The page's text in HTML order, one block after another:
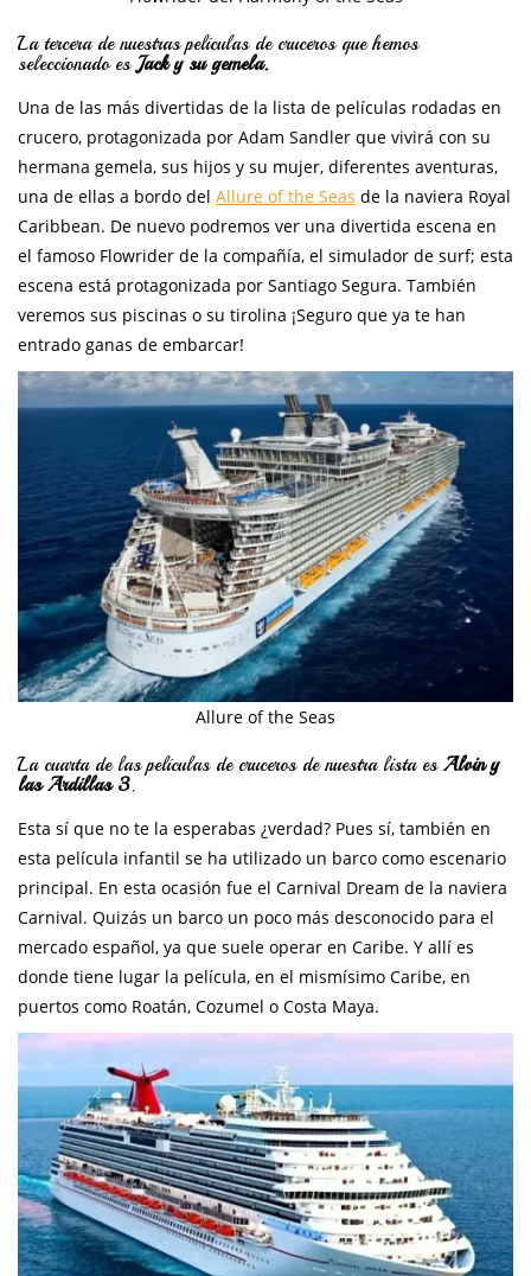
La tercera de nuestras películas de cruceros que hemos
seleccionado esJack y su gemela.
Una de las más divertidas de la lista de películas rodadas en
crucero, protagonizada por Adam Sandler que vivirá con su
hermana gemela, sus hijos y su mujer, diferentes aventuras,
una de ellas a bordo del Allure of the Seas de la naviera Royal
Caribbean. De nuevo podremos ver una divertida escena en
el famoso Flowrider de la compañía, el simulador de surf; esta
escena está protagonizada por Santiago Segura. También
veremos sus piscinas o su tirolina ¡Seguro que ya te han
entrado ganas de embarcar!
Allure of the Seas
La cuarta de las películas de cruceros de nuestra lista es Alvin y
las Ardillas 3.
Esta sí que no te la esperabas ¿verdad? Pues sí, también en
esta película infantil se ha utilizado un barco como escenario
principal. En esta ocasión fue el Carnival Dream de la naviera
Carnival. Quizás un barco un poco más desconocido para el
mercado español, ya que suele operar en Caribe. Y allí es
donde tiene lugar la película, en el mismísimo Caribe, en
puertos como Roatán, Cozumel o Costa Maya.